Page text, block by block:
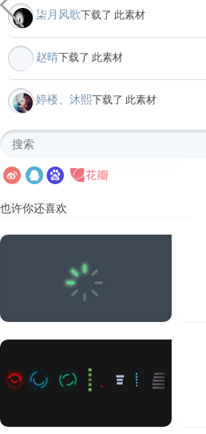
柒月风歌下载了 此素材
赵晴下载了 此素材
婷楼、沐熙下载了 此素材
也许你还喜欢